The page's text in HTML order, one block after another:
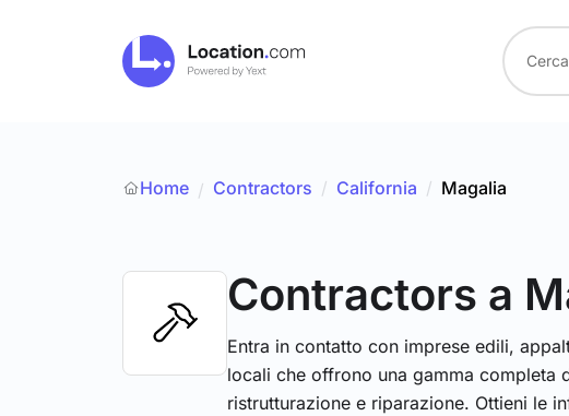
Home / Contractors / California / Magalia
Contractors a
Entra in contatto con imprese edili,
locali che offrono una gamma completa
ristrutturazione e riparazione. Ottieni le